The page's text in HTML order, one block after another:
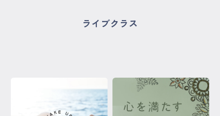
ライブクラス